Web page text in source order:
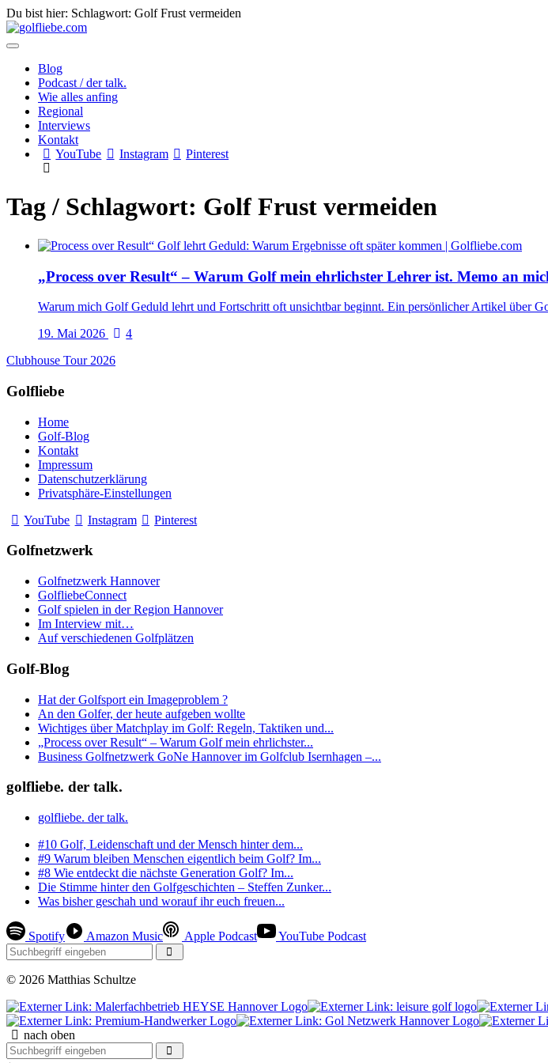
Du bist hier: Schlagwort: Golf Frust vermeiden
Blog
Podcast / der talk.
Wie alles anfing
Regional
Interviews
Kontakt
YouTube
Instagram Pinterest
Tag / Schlagwort: Golf Frust vermeiden
„Process over Result“ – Warum Golf mein ehrlichster Lehrer ist. Memo an
Warum mich Golf Geduld lehrt und Fortschritt oft unsichtbar beginnt. Ein persönlicher Artikel über
19. Mai 2026
4
Clubhouse Tour 2026
Golfliebe
Home
Golf-Blog
Kontakt
Impressum
Datenschutzerklärung
Privatsphäre-Einstellungen
YouTube
Instagram Pinterest
Golfnetzwerk
Golfnetzwerk Hannover
GolfliebeConnect
Golf spielen in der Region Hannover
Im Interview mit…
Auf verschiedenen Golfplätzen
Golf-Blog
Hat der Golfsport ein Imageproblem ?
An den Golfer, der heute aufgeben wollte
Wichtiges über Matchplay im Golf: Regeln, Taktiken und...
„Process over Result“ – Warum Golf mein ehrlichster...
Business Golfnetzwerk GoNe Hannover im Golfclub Isernhagen –...
golfliebe. der talk.
golfliebe. der talk.
#10 Golf, Leidenschaft und der Mensch hinter dem...
#9 Warum bleiben Menschen eigentlich beim Golf? Im...
#8 Wie entdeckt die nächste Generation Golf? Im...
Die Stimme hinter den Golfgeschichten – Steffen Zunker...
Was bisher geschah und worauf ihr euch freuen...
Spotify Amazon Music Apple Podcast YouTube Podcast
© 2026 Matthias Schultze
nach oben